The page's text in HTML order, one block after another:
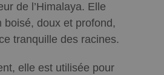
de l’Himalaya. Elle
boisé, doux et profond,
tranquille des racines.
elle est utilisée pour